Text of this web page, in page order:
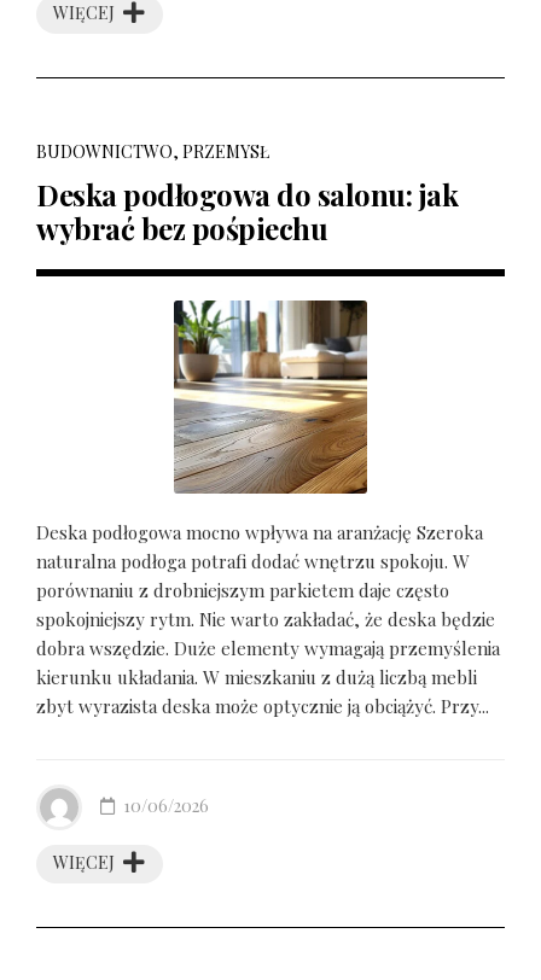
WIĘCEJ
BUDOWNICTWO, PRZEMYSŁ
Deska podłogowa do salonu: jak
wybrać bez pośpiechu
Deska podłogowa mocno wpływa na aranżację Szeroka
naturalna podłoga potrafi dodać wnętrzu spokoju. W
porównaniu z drobniejszym parkietem daje często
spokojniejszy rytm. Nie warto zakładać, że deska będzie
dobra wszędzie. Duże elementy wymagają przemyślenia
kierunku układania. W mieszkaniu z dużą liczbą mebli
zbyt wyrazista deska może optycznie ją obciążyć. Przy...
WIĘCEJ
10/06/2026